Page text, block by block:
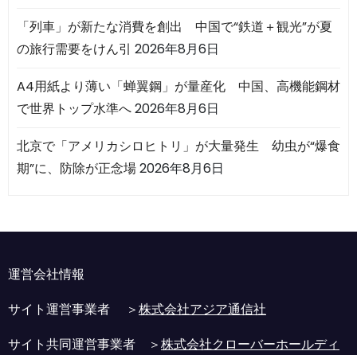
「列車」が新たな消費を創出 中国で“鉄道＋観光”が夏
の旅行需要をけん引 2026年8月6日
A4用紙より薄い「蝉翼鋼」が量産化 中国、高機能鋼材
で世界トップ水準へ2026年8月6日
北京で「アメリカシロヒトリ」が大量発生 幼虫が“爆食
期”に、防除が正念場2026年8月6日
運営会社情報
サイト運営事業者 ＞株式会社アジア通信社
サイト共同運営事業者 ＞株式会社クローバーホールディ